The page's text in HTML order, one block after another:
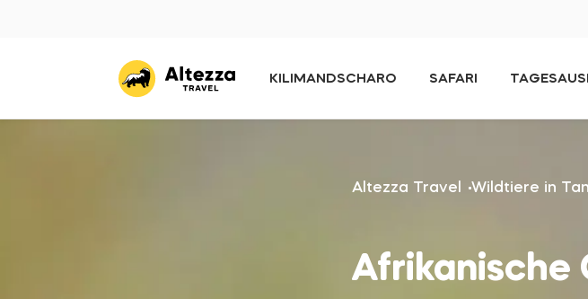
KILIMANDSCHARO SAFARI
Altezza Travel Wildtiere in
Afrikanische